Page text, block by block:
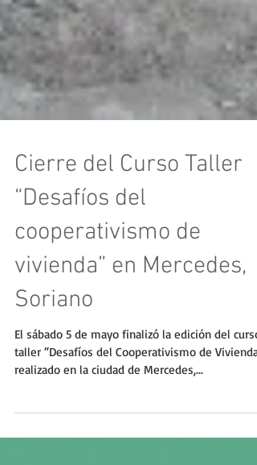
Cierre del Curso Taller
“Desafíos del
cooperativismo de
vivienda” en Mercedes,
Soriano
El sábado 5 de mayo finalizó la edición del curso
realizado en la ciudad de Mercedes,...